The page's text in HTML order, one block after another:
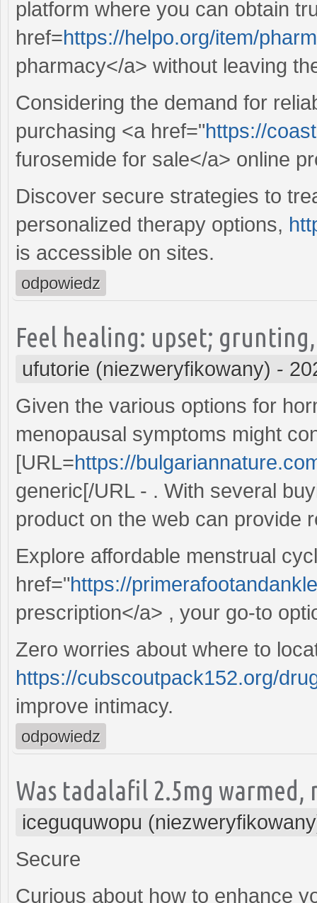
platform where you can obtain
href=https://helpo.org/item/
pharmacy</a> without leaving
Considering the demand for
purchasing <a href="https://
furosemide for sale</a> online
Discover secure strategies to
personalized therapy options,
is accessible on sites.
odpowiedz
Feel healing: upset;
ufutorie (niezweryfikowany) -
Given the various options for
menopausal symptoms might
[URL=https://
generic[/URL - . With several
product on the web can provide
Explore affordable menstrual
href="https://
prescription</a> , your go-to
Zero worries about where to
https://cubscoutpack152.org/
improve intimacy.
odpowiedz
Was tadalafil 2.5mg warmed,
iceguquwopu
Secure
Curious about how to enhance